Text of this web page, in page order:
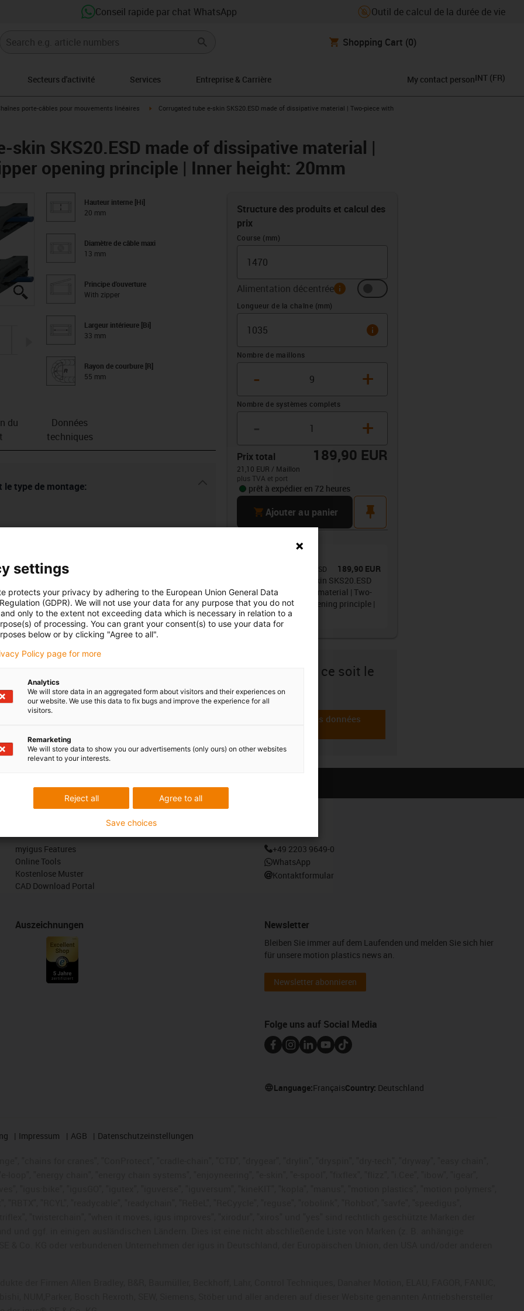
Conseil rapide par chat WhatsApp Outil de calcul de la durée de vie
Shopping Cart (0)
Secteurs d'activité Services Entreprise & Carrière My contact personINT (FR)
icon-arrow-right
porte-câbles pour mouvements linéaires igus-icon-arrow-right
Corrugated tube e-skin SKS20.ESD made of dissipative material | Two-piece with
skin SKS20.ESD made of dissipative material |
opening principle | Inner height: 20mm
igus-icon-lupe
igus-icon-lupe
igus-icon-lupe
igus-icon-lupe
igus-icon-arrow-right
Hauteur interne [Hi]
20 mm
Diamètre de câble maxi
13 mm
Principe d'ouverture
With zipper
Largeur intérieure [Bi]
33 mm
Rayon de courbure [R]
55 mm
Structure des produits et calcul des
prix
Course (mm)
Alimentation décentréeinfo
Déport (mm)
Longueur de la chaîne (mm)
info
Nombre de maillons
- +
Nombre de systèmes complets
+
Prix total 189,90 EUR
21,10 EUR / Maillon
plus TVA et port
prêt à expédier en 72 heures
cartAjouter au panier
pin
SKS20.033.02.0.ESD
189,90 EUR
Corrugated tube e-skin SKS20.ESD
made of dissipative material | Two-
piece with zipper opening principle |
Inner height: 20mm
Pas sûr.e que ce soit le
bon choix ?
Télécharger les données
du
Données
techniques
type de montage: igus-icon-dropdown-up
checkGlissante
intérieure [Bi]
Rayon de courbure [R]
[mm]
myigus Features
Online Tools
Kostenlose Muster
CAD Download Portal
Auszeichnungen
+49 2203 9649-0
WhatsApp
Kontaktformular
Newsletter
Bleiben Sie immer auf dem Laufenden und melden Sie sich hier
für unsere motion plastics news an.
Newsletter abonnieren
Folge uns auf Social Media
Language:FrançaisCountry: Deutschland
Impressum AGB Datenschutzeinstellungen
settings
protects your privacy by adhering to the European Union General Data
(GDPR). We will not use your data for any purpose that you do not
only to the extent not exceeding data which is necessary in relation to a
of processing. You can grant your consent(s) to use your data for
below or by clicking "Agree to all".
Policy page for more
Analytics
We will store data in an aggregated form about visitors and their experiences on
our website. We use this data to fix bugs and improve the experience for all
visitors.
Remarketing
We will store data to show you our advertisements (only ours) on other websites
relevant to your interests.
Agree to all
Reject all
Save choices